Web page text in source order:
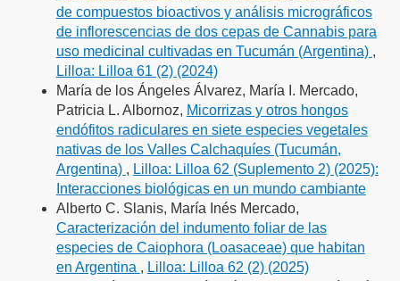
de compuestos bioactivos y análisis micrográficos
de inflorescencias de dos cepas de Cannabis para
uso medicinal cultivadas en Tucumán (Argentina) ,
Lilloa: Lilloa 61 (2) (2024)
María de los Ángeles Álvarez, María I. Mercado,
Patricia L. Albornoz, Micorrizas y otros hongos
endófitos radiculares en siete especies vegetales
nativas de los Valles Calchaquíes (Tucumán,
Argentina) , Lilloa: Lilloa 62 (Suplemento 2) (2025):
Interacciones biológicas en un mundo cambiante
Alberto C. Slanis, María Inés Mercado,
Caracterización del indumento foliar de las
especies de Caiophora (Loasaceae) que habitan
en Argentina , Lilloa: Lilloa 62 (2) (2025)